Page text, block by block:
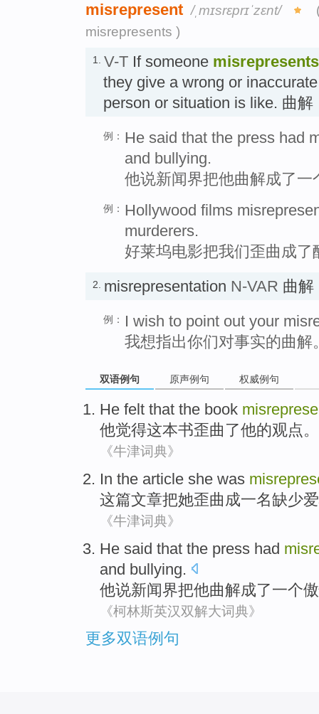
misrepresent /ˌmɪsrɛprɪˈzɛnt/
misrepresents )
1. V-T If someone misrepresents
they give a wrong or
person or situation is like. 曲解
例： He said that the press had
and bullying.
他说新闻界把他曲解成了一
例： Hollywood films
murderers.
好莱坞电影把我们歪曲成
2. misrepresentation N-VAR 曲解
例：
I wish to point out your
我想指出你们对事实的曲解
双语例句 原声例句 权威例句
He felt that the book
他觉得这本书歪曲了他的观点。
《牛津词典》
In the article she was
这篇文章把她歪曲 成一名缺少
《牛津词典》
He said that the press had
and bullying.
他说新闻界把他曲解成了一个
《柯林斯英汉双解大词典》
更多双语例句